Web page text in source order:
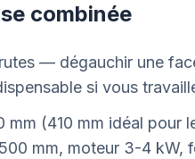
combinée
— dégauchir une
si vous
mm (410 mm idéal pour
mm, moteur 3-4 kW,